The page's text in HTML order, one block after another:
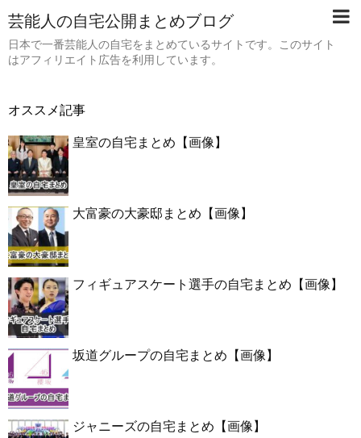
芸能人の自宅公開まとめブログ
日本で一番芸能人の自宅をまとめているサイトです。このサイト
はアフィリエイト広告を利用しています。
オススメ記事
皇室の自宅まとめ【画像】
大富豪の大豪邸まとめ【画像】
フィギュアスケート選手の自宅まとめ【画像】
坂道グループの自宅まとめ【画像】
ジャニーズの自宅まとめ【画像】